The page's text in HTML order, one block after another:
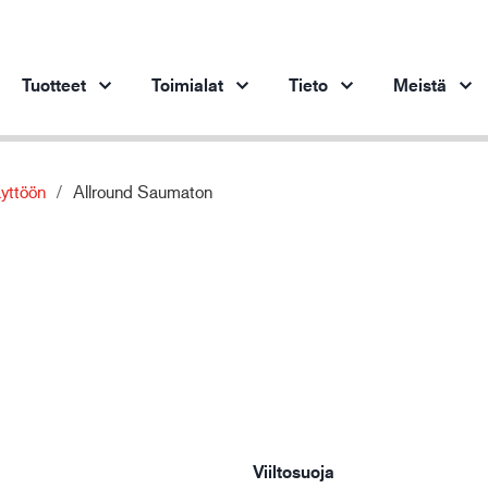
Tuotteet Toimialat Tieto Meistä
Allround Saumaton
Viiltosuoja